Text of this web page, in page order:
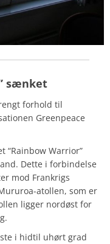
sænket
forhold til
Greenpeace
“Rainbow Warrior”
Dette i forbindelse
mod Frankrigs
atollen, som er
ligger nordøst for
i hidtil uhørt grad